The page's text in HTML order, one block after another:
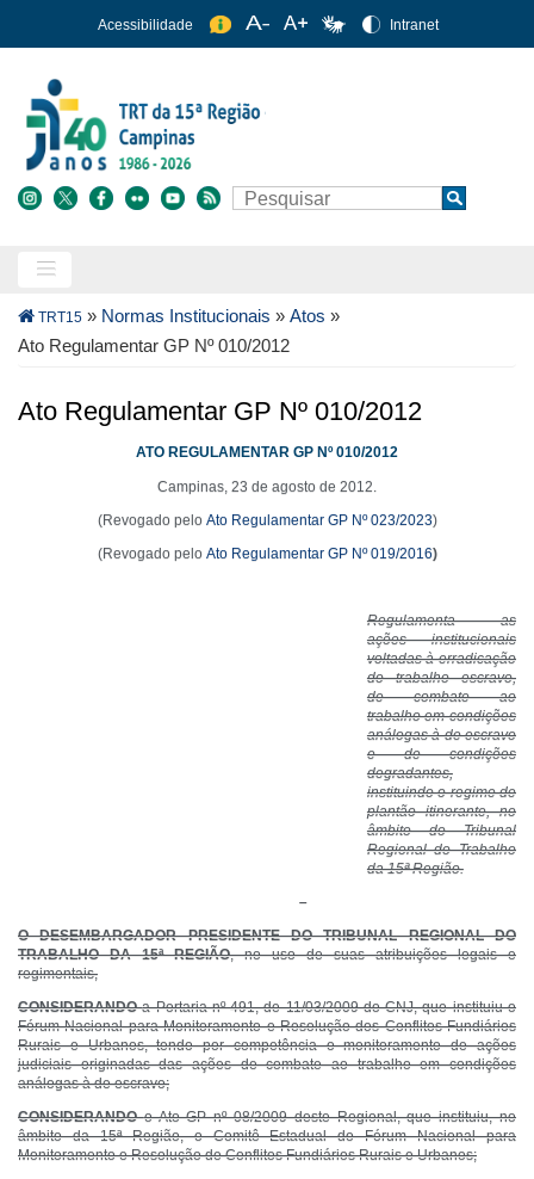
para
conteúdo
principal
Acessibilidade Intranet
Buscar Search
Trilha
de
TRT15 » Normas Institucionais » Atos »
Ato Regulamentar GP Nº 010/2012
Ato Regulamentar GP Nº 010/2012
ATO REGULAMENTAR GP Nº 010/2012
Campinas, 23 de agosto de 2012.
(Revogado pelo Ato Regulamentar GP Nº 023/2023)
(Revogado pelo Ato Regulamentar GP Nº 019/2016)
Regulamenta as
ações institucionais
voltadas à erradicação
do trabalho escravo,
de combate ao
trabalho em condições
análogas à de escravo
e de condições
degradantes,
instituindo o regime de
plantão itinerante, no
âmbito do Tribunal
Regional do Trabalho
da 15ª Região.
O DESEMBARGADOR PRESIDENTE DO TRIBUNAL REGIONAL DO
TRABALHO DA 15ª REGIÃO, no uso de suas atribuições legais e
regimentais,
CONSIDERANDO a Portaria nº 491, de 11/03/2009 do CNJ, que instituiu o
Fórum Nacional para Monitoramento e Resolução dos Conflitos Fundiários
Rurais e Urbanos, tendo por competência o monitoramento de ações
judiciais originadas das ações de combate ao trabalho em condições
análogas à de escravo;
CONSIDERANDO o Ato GP nº 08/2009 deste Regional, que instituiu, no
âmbito da 15ª Região, o Comitê Estadual do Fórum Nacional para
Monitoramento e Resolução de Conflitos Fundiários Rurais e Urbanos;